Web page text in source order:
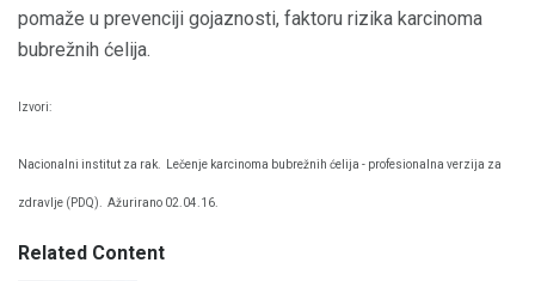
pomaže u prevenciji gojaznosti, faktoru rizika karcinoma
bubrežnih ćelija.
Izvori:
Nacionalni institut za rak. Lečenje karcinoma bubrežnih ćelija - profesionalna verzija za
zdravlje (PDQ). Ažurirano 02.04.16.
Related Content